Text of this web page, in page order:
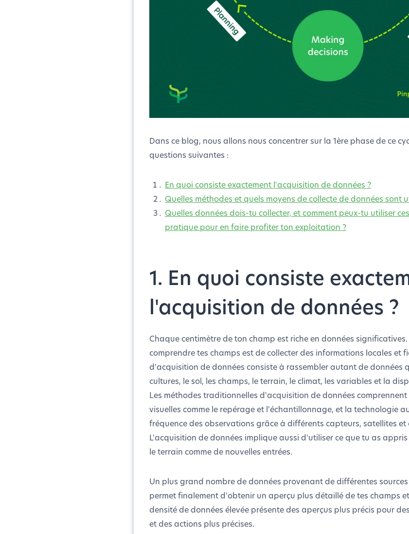
Dans ce blog, nous allons nous concentrer sur la 1ère phase de ce
questions suivantes :
En quoi consiste exactement l'acquisition de données ?
Quelles méthodes et quels moyens de collecte de données sont
Quelles données dois-tu collecter, et comment peux-tu utiliser
pratique pour en faire profiter ton exploitation ?
1. En quoi consiste
l'acquisition de données ?
Chaque centimètre de ton champ est riche en données
comprendre tes champs est de collecter des informations locales et
d'acquisition de données consiste à rassembler autant de données
cultures, le sol, les champs, le terrain, le climat, les variables et la
Les méthodes traditionnelles d'acquisition de données
visuelles comme le repérage et l'échantillonnage, et la technologie
fréquence des observations grâce à différents capteurs, satellites et
L'acquisition de données implique aussi d'utiliser ce que tu as
le terrain comme de nouvelles entrées.
Un plus grand nombre de données provenant de différentes
permet finalement d'obtenir un aperçu plus détaillé de tes champs
densité de données élevée présente des aperçus plus précis pour
et des actions plus précises.